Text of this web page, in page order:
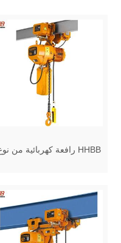
رافعة كهربائية من نوع HHBB